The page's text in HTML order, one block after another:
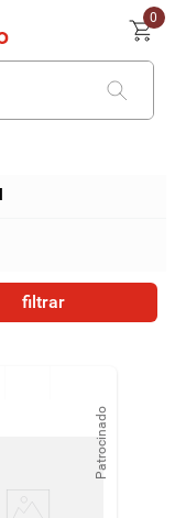
0
filtrar
Patrocinado